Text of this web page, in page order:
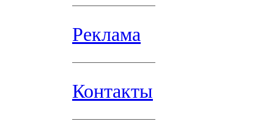
Реклама
Контакты